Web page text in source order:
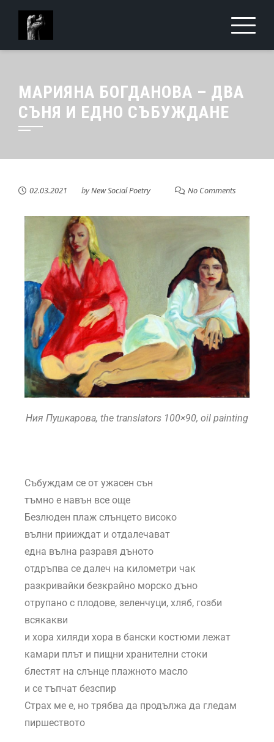
МАРИЯНА БОГДАНОВА – ДВА
СЪНЯ И ЕДНО СЪБУЖДАНЕ
02.03.2021 byNew Social Poetry No Comments
Ния Пушкарова, the translators 100×90, oil painting
Събуждам се от ужасен сън
тъмно е навън все още
Безлюден плаж слънцето високо
вълни прииждат и отдалечават
една вълна разравя дъното
отдръпва се далеч на километри чак
разкривайки безкрайно морско дъно
отрупано с плодове, зеленчуци, хляб, гозби
всякакви
и хора хиляди хора в бански костюми лежат
камари плът и пищни хранителни стоки
блестят на слънце плажното масло
и се тъпчат безспир
Страх ме е, но трябва да продължа да гледам
пиршеството